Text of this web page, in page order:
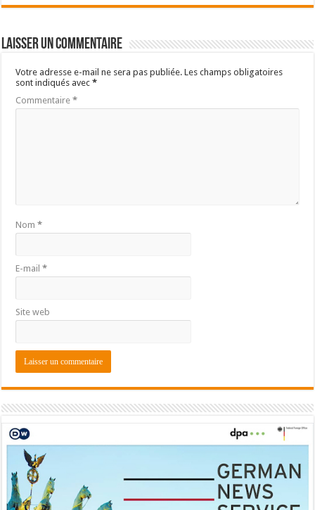
Laisser un commentaire
Votre adresse e-mail ne sera pas publiée. Les champs obligatoires
sont indiqués avec*
Commentaire*
Nom*
E-mail*
Site web